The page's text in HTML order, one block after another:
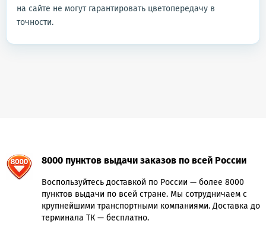
на сайте не могут гарантировать цветопередачу в
точности.
8000 пунктов выдачи заказов по всей России
Воспользуйтесь доставкой по России — более 8000
пунктов выдачи по всей стране. Мы сотрудничаем с
крупнейшими транспортными компаниями. Доставка до
терминала ТК — бесплатно.